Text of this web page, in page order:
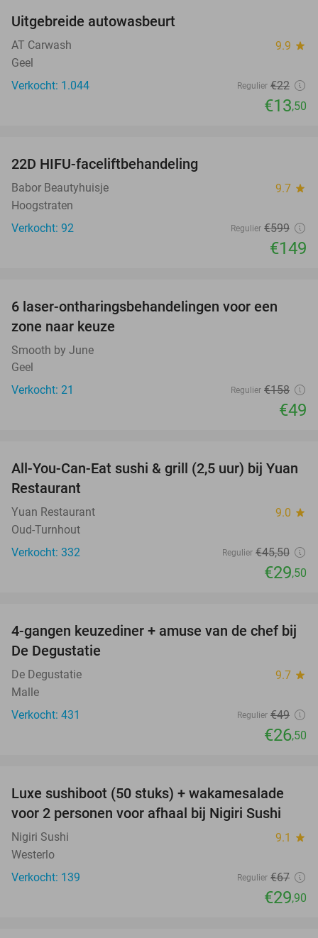
Uitgebreide autowasbeurt
AT Carwash 9.9 star
Geel
Verkocht: 1.044
Regulier €22
€13,50
22D HIFU-faceliftbehandeling
Babor Beautyhuisje 9.7 star
Hoogstraten
Verkocht: 92
Regulier €599
€149
69%
6 laser-ontharingsbehandelingen voor een
zone naar keuze
Smooth by June
Geel
Verkocht: 21
Regulier €158
€49
35%
All-You-Can-Eat sushi & grill (2,5 uur) bij Yuan
Restaurant
Yuan Restaurant 9.0 star
Oud-Turnhout
Verkocht: 332
Regulier €45,50
€29,50
46%
4-gangen keuzediner + amuse van de chef bij
De Degustatie
De Degustatie 9.7 star
Malle
Verkocht: 431
Regulier €49
€26,50
55%
Luxe sushiboot (50 stuks) + wakamesalade
voor 2 personen voor afhaal bij Nigiri Sushi
Nigiri Sushi 9.1 star
Westerlo
Verkocht: 139
Regulier €67
€29,90